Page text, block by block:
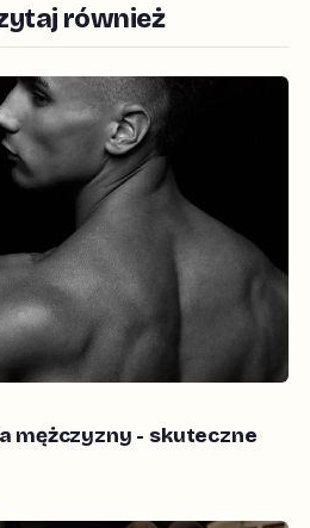
również
mężczyzny - skuteczne